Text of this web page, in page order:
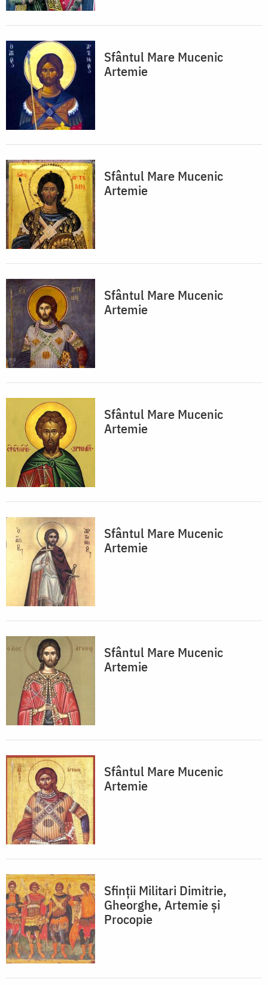
Sfântul Mare Mucenic
Artemie
Sfântul Mare Mucenic
Artemie
Sfântul Mare Mucenic
Artemie
Sfântul Mare Mucenic
Artemie
Sfântul Mare Mucenic
Artemie
Sfântul Mare Mucenic
Artemie
Sfântul Mare Mucenic
Artemie
Sfinții Militari Dimitrie,
Gheorghe, Artemie și
Procopie